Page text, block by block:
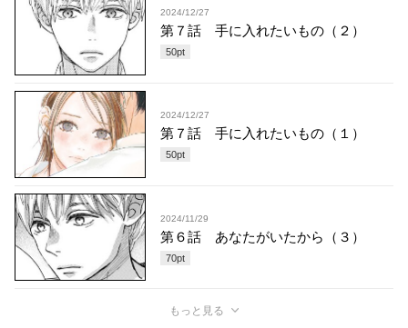
2024/12/27
第７話 手に入れたいもの（２）
50pt
2024/12/27
第７話 手に入れたいもの（１）
50pt
2024/11/29
第６話 あなたがいたから（３）
70pt
もっと見る